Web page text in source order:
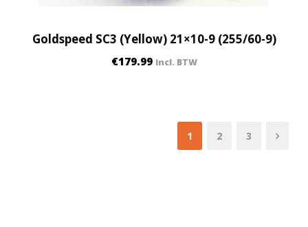
Goldspeed SC3 (Yellow) 21×10-9 (255/60-9)
€179.99 incl. BTW
1 2 3